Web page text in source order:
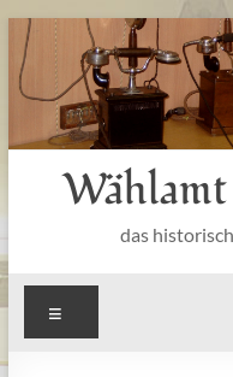
Zum
Inhalt
springen
das